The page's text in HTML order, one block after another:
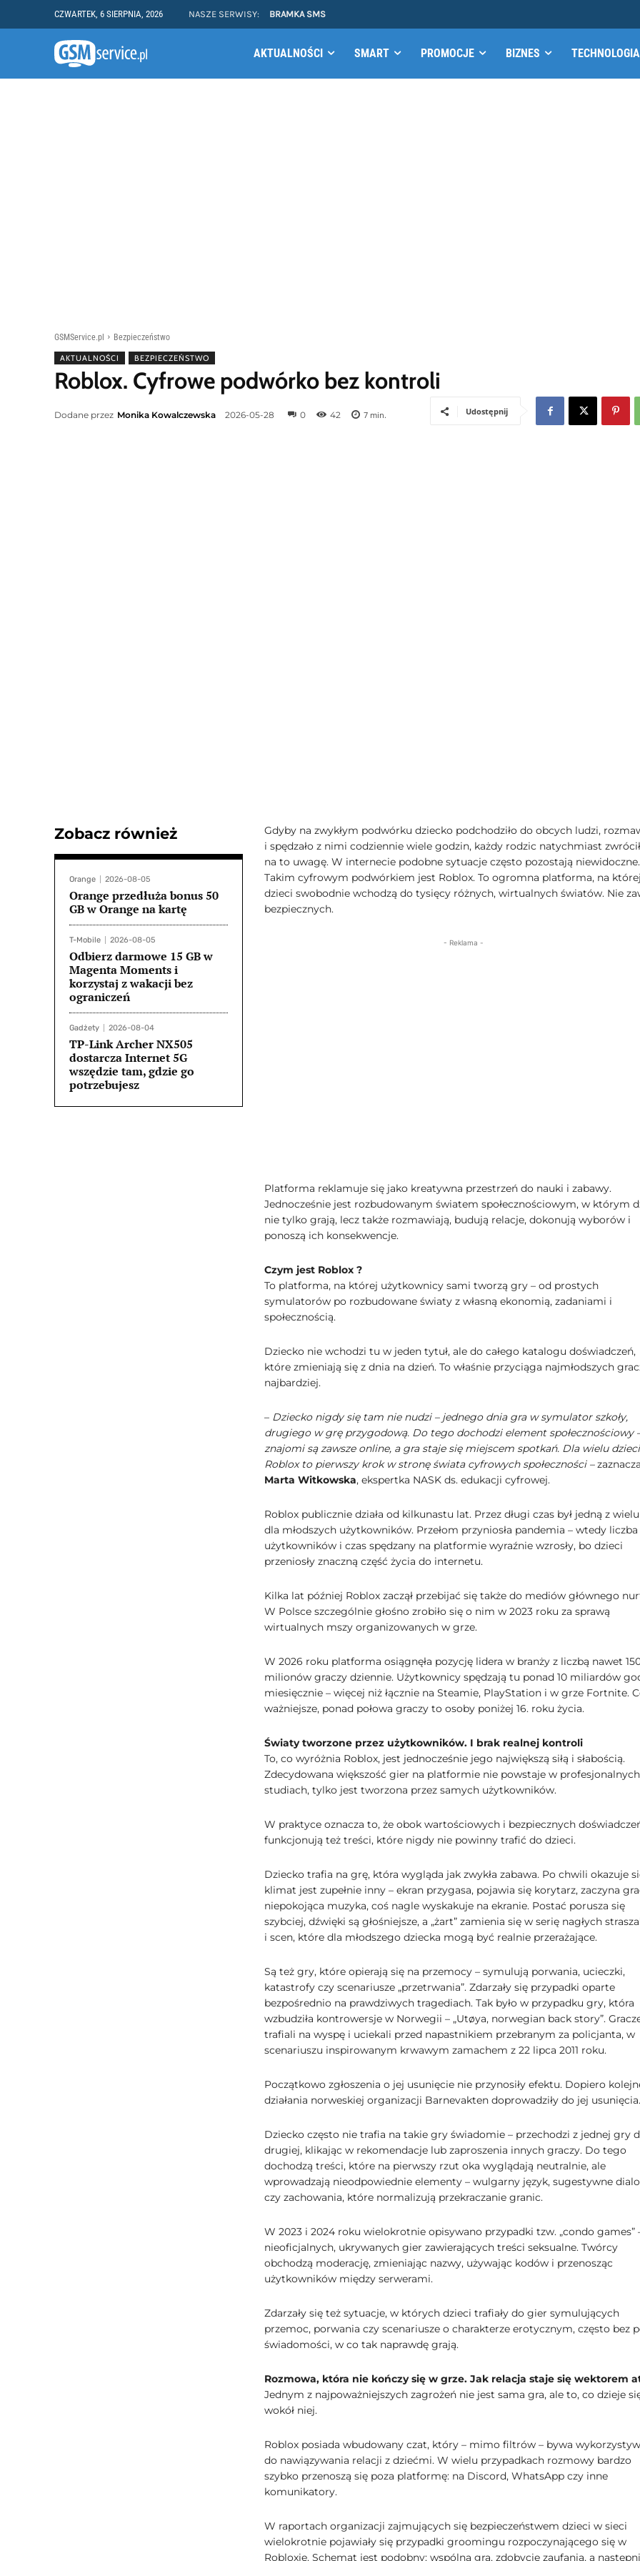
CZWARTEK, 6 SIERPNIA, 2026 NASZE SERWISY: BRAMKA SMS
AKTUALNOŚCI SMART PROMOCJE BIZNES
GSMService.pl Bezpieczeństwo
AKTUALNOŚCI BEZPIECZEŃSTWO
Roblox. Cyfrowe podwórko bez kontroli
Dodane przez Monika Kowalczewska 2026-05-28 0 42 7 min. Udostępnij
Zobacz również
Orange 2026-08-05
Orange przedłuża bonus 50
GB w Orange na kartę
T-Mobile 2026-08-05
Odbierz darmowe 15 GB w
Magenta Moments i
korzystaj z wakacji bez
ograniczeń
Gadżety 2026-08-04
TP-Link Archer NX505
dostarcza Internet 5G
wszędzie tam, gdzie go
potrzebujesz
Gdyby na zwykłym podwórku dziecko podchodziło do obcych ludzi,
i spędzało z nimi codziennie wiele godzin, każdy rodzic natychmiast
na to uwagę. W internecie podobne sytuacje często pozostają niewidoczne.
Takim cyfrowym podwórkiem jest Roblox. To ogromna platforma, na której
dzieci swobodnie wchodzą do tysięcy różnych, wirtualnych światów. Nie
bezpiecznych.
- Reklama -
Platforma reklamuje się jako kreatywna przestrzeń do nauki i zabawy.
Jednocześnie jest rozbudowanym światem społecznościowym, w którym
nie tylko grają, lecz także rozmawiają, budują relacje, dokonują wyborów i
ponoszą ich konsekwencje.
Czym jest Roblox ?
To platforma, na której użytkownicy sami tworzą gry – od prostych
symulatorów po rozbudowane światy z własną ekonomią, zadaniami i
społecznością.
Dziecko nie wchodzi tu w jeden tytuł, ale do całego katalogu doświadczeń,
które zmieniają się z dnia na dzień. To właśnie przyciąga najmłodszych
najbardziej.
–Dziecko nigdy się tam nie nudzi – jednego dnia gra w symulator szkoły,
drugiego w grę przygodową. Do tego dochodzi element społecznościowy
znajomi są zawsze online, a gra staje się miejscem spotkań. Dla wielu dzieci
Roblox to pierwszy krok w stronę świata cyfrowych społeczności –zaznacza
Marta Witkowska, ekspertka NASK ds. edukacji cyfrowej.
Roblox publicznie działa od kilkunastu lat. Przez długi czas był jedną z
dla młodszych użytkowników. Przełom przyniosła pandemia – wtedy liczba
użytkowników i czas spędzany na platformie wyraźnie wzrosły, bo dzieci
przeniosły znaczną część życia do internetu.
Kilka lat później Roblox zaczął przebijać się także do mediów głównego
W Polsce szczególnie głośno zrobiło się o nim w 2023 roku za sprawą
wirtualnych mszy organizowanych w grze.
W 2026 roku platforma osiągnęła pozycję lidera w branży z liczbą nawet
milionów graczy dziennie. Użytkownicy spędzają tu ponad 10 miliardów
miesięcznie – więcej niż łącznie na Steamie, PlayStation i w grze Fortnite.
ważniejsze, ponad połowa graczy to osoby poniżej 16. roku życia.
Światy tworzone przez użytkowników. I brak realnej kontroli
To, co wyróżnia Roblox, jest jednocześnie jego największą siłą i słabością.
Zdecydowana większość gier na platformie nie powstaje w profesjonalnych
studiach, tylko jest tworzona przez samych użytkowników.
W praktyce oznacza to, że obok wartościowych i bezpiecznych
funkcjonują też treści, które nigdy nie powinny trafić do dzieci.
Dziecko trafia na grę, która wygląda jak zwykła zabawa. Po chwili okazuje
klimat jest zupełnie inny – ekran przygasa, pojawia się korytarz, zaczyna
niepokojąca muzyka, coś nagle wyskakuje na ekranie. Postać porusza się
szybciej, dźwięki są głośniejsze, a „żart” zamienia się w serię nagłych
i scen, które dla młodszego dziecka mogą być realnie przerażające.
Są też gry, które opierają się na przemocy – symulują porwania, ucieczki,
katastrofy czy scenariusze „przetrwania”. Zdarzały się przypadki oparte
bezpośrednio na prawdziwych tragediach. Tak było w przypadku gry, która
wzbudziła kontrowersje w Norwegii – „Utøya, norwegian back story”.
trafiali na wyspę i uciekali przed napastnikiem przebranym za policjanta, w
scenariuszu inspirowanym krwawym zamachem z 22 lipca 2011 roku.
Początkowo zgłoszenia o jej usunięcie nie przynosiły efektu. Dopiero
działania norweskiej organizacji Barnevakten doprowadziły do jej usunięcia.
Dziecko często nie trafia na takie gry świadomie – przechodzi z jednej gry
drugiej, klikając w rekomendacje lub zaproszenia innych graczy. Do tego
dochodzą treści, które na pierwszy rzut oka wyglądają neutralnie, ale
wprowadzają nieodpowiednie elementy – wulgarny język, sugestywne
czy zachowania, które normalizują przekraczanie granic.
W 2023 i 2024 roku wielokrotnie opisywano przypadki tzw. „condo games”
nieoficjalnych, ukrywanych gier zawierających treści seksualne. Twórcy
obchodzą moderację, zmieniając nazwy, używając kodów i przenosząc
użytkowników między serwerami.
Zdarzały się też sytuacje, w których dzieci trafiały do gier symulujących
przemoc, porwania czy scenariusze o charakterze erotycznym, często bez
świadomości, w co tak naprawdę grają.
Rozmowa, która nie kończy się w grze. Jak relacja staje się wektorem
Jednym z najpoważniejszych zagrożeń nie jest sama gra, ale to, co dzieje
wokół niej.
Roblox posiada wbudowany czat, który – mimo filtrów – bywa
do nawiązywania relacji z dziećmi. W wielu przypadkach rozmowy bardzo
szybko przenoszą się poza platformę: na Discord, WhatsApp czy inne
komunikatory.
W raportach organizacji zajmujących się bezpieczeństwem dzieci w sieci
wielokrotnie pojawiały się przypadki groomingu rozpoczynającego się w
Robloxie. Schemat jest podobny: wspólna gra, zdobycie zaufania, a